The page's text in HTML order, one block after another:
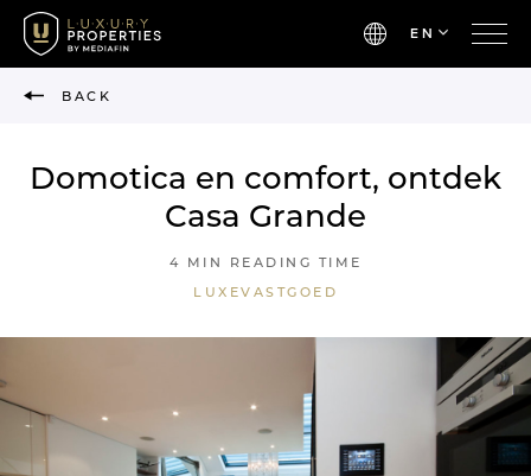
EN
BACK
Domotica en comfort, ontdek
Casa Grande
4 MIN READING TIME
LUXEVASTGOED